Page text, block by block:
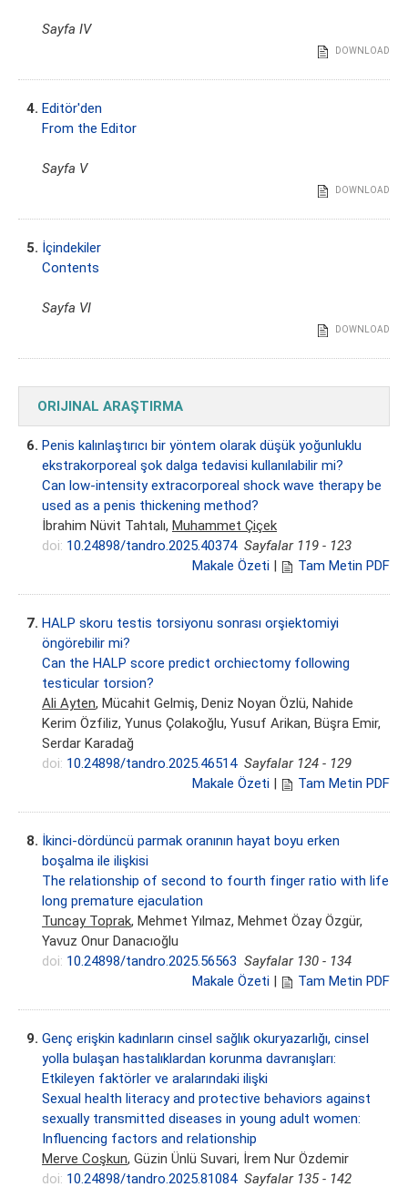
Sayfa IV
DOWNLOAD
4. Editör'den
From the Editor
Sayfa V
DOWNLOAD
5. İçindekiler
Contents
Sayfa VI
DOWNLOAD
ORIJINAL ARAŞTIRMA
6. Penis kalınlaştırıcı bir yöntem olarak düşük yoğunluklu
ekstrakorporeal şok dalga tedavisi kullanılabilir mi?
Can low-intensity extracorporeal shock wave therapy be
used as a penis thickening method?
İbrahim Nüvit Tahtalı, Muhammet Çiçek
doi: 10.24898/tandro.2025.40374 Sayfalar 119 - 123
Makale Özeti
Tam Metin PDF
7. HALP skoru testis torsiyonu sonrası orşiektomiyi
öngörebilir mi?
Can the HALP score predict orchiectomy following
testicular torsion?
Ali Ayten, Mücahit Gelmiş, Deniz Noyan Özlü, Nahide
Kerim Özfiliz, Yunus Çolakoğlu, Yusuf Arikan, Büşra Emir,
Serdar Karadağ
doi: 10.24898/tandro.2025.46514 Sayfalar 124 - 129
Makale Özeti
Tam Metin PDF
8.
İkinci-dördüncü parmak oranının hayat boyu erken
boşalma ile ilişkisi
The relationship of second to fourth finger ratio with life
long premature ejaculation
Tuncay Toprak, Mehmet Yılmaz, Mehmet Özay Özgür,
Yavuz Onur Danacıoğlu
doi: 10.24898/tandro.2025.56563 Sayfalar 130 - 134
Makale Özeti
Tam Metin PDF
9. Genç erişkin kadınların cinsel sağlık okuryazarlığı, cinsel
yolla bulaşan hastalıklardan korunma davranışları:
Etkileyen faktörler ve aralarındaki ilişki
Sexual health literacy and protective behaviors against
sexually transmitted diseases in young adult women:
Influencing factors and relationship
Merve Coşkun, Güzin Ünlü Suvari, İrem Nur Özdemir
doi: 10.24898/tandro.2025.81084 Sayfalar 135 - 142